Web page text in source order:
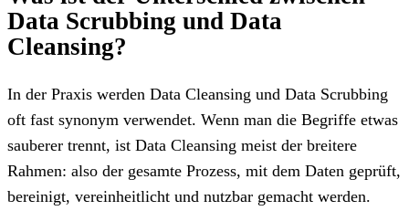
Data Scrubbing und Data
Cleansing?
In der Praxis werden Data Cleansing und Data Scrubbing
oft fast synonym verwendet. Wenn man die Begriffe etwas
sauberer trennt, ist Data Cleansing meist der breitere
Rahmen: also der gesamte Prozess, mit dem Daten geprüft,
bereinigt, vereinheitlicht und nutzbar gemacht werden.